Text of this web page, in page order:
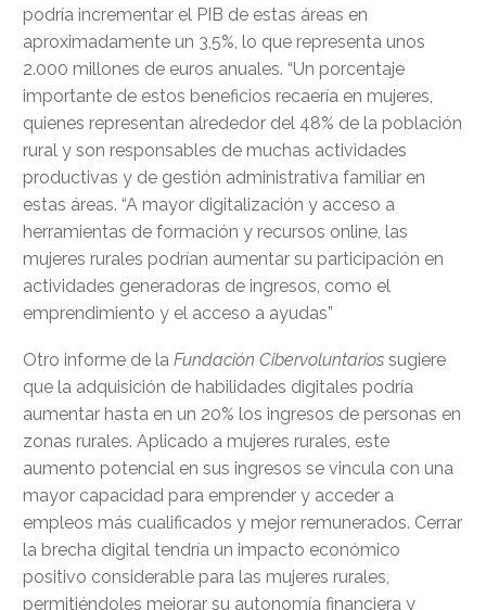
podría incrementar el PIB de estas áreas en
aproximadamente un 3,5%, lo que representa unos
2.000 millones de euros anuales. “Un porcentaje
importante de estos beneficios recaería en mujeres,
quienes representan alrededor del 48% de la población
rural y son responsables de muchas actividades
productivas y de gestión administrativa familiar en
estas áreas. “A mayor digitalización y acceso a
herramientas de formación y recursos online, las
mujeres rurales podrían aumentar su participación en
actividades generadoras de ingresos, como el
emprendimiento y el acceso a ayudas”
Otro informe de la Fundación Cibervoluntarios sugiere
que la adquisición de habilidades digitales podría
aumentar hasta en un 20% los ingresos de personas en
zonas rurales. Aplicado a mujeres rurales, este
aumento potencial en sus ingresos se vincula con una
mayor capacidad para emprender y acceder a
empleos más cualificados y mejor remunerados. Cerrar
la brecha digital tendría un impacto económico
positivo considerable para las mujeres rurales,
permitiéndoles mejorar su autonomía financiera y